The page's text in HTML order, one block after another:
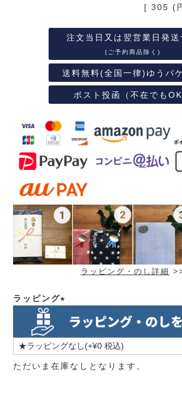
[ 305 (
注文当日又は翌営業日発送
(ご予約商品除く)
送料無料(全国一律)ゆうパ
ポスト投函（不在でもOK
ラッピング・のし詳細
ラッピング
(必
須)
ただいま在庫なしとなります。